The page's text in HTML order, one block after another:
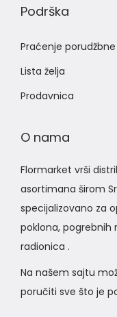
Podrška
Praćenje porudžbne
Lista želja
Prodavnica
O nama
Flormarket vrši
asortimana širom
specijalizovano za
poklona, pogrebnih
radionica .
Na našem sajtu
poručiti sve što je